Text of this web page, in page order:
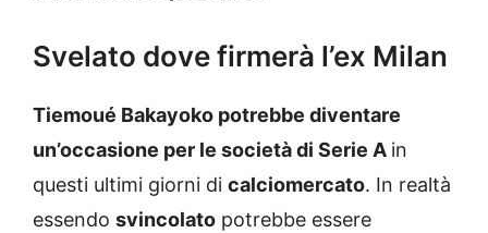
Svelato dove firmerà l’ex Milan
Tiemoué Bakayoko potrebbe diventare
un’occasione per le società di Serie A in
questi ultimi giorni di calciomercato. In realtà
essendo svincolato potrebbe essere